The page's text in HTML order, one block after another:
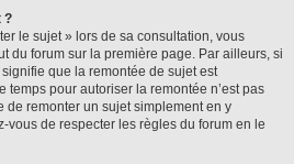
?
le sujet » lors de sa consultation, vous
du forum sur la première page. Par ailleurs, si
que la remontée de sujet est
temps pour autoriser la remontée n’est pas
de remonter un sujet simplement en y
vous de respecter les règles du forum en le